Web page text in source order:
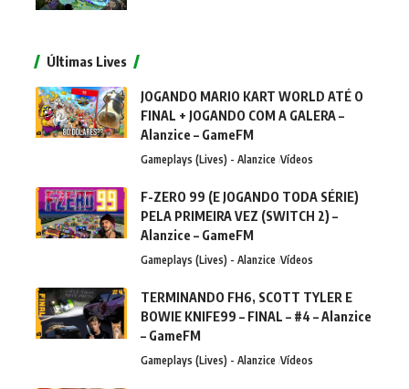
Últimas Lives
JOGANDO MARIO KART WORLD ATÉ O
FINAL + JOGANDO COM A GALERA –
Alanzice – GameFM
Gameplays (Lives) - Alanzice Vídeos
F-ZERO 99 (E JOGANDO TODA SÉRIE)
PELA PRIMEIRA VEZ (SWITCH 2) –
Alanzice – GameFM
Gameplays (Lives) - Alanzice Vídeos
TERMINANDO FH6, SCOTT TYLER E
BOWIE KNIFE99 – FINAL – #4 – Alanzice
– GameFM
Gameplays (Lives) - Alanzice Vídeos